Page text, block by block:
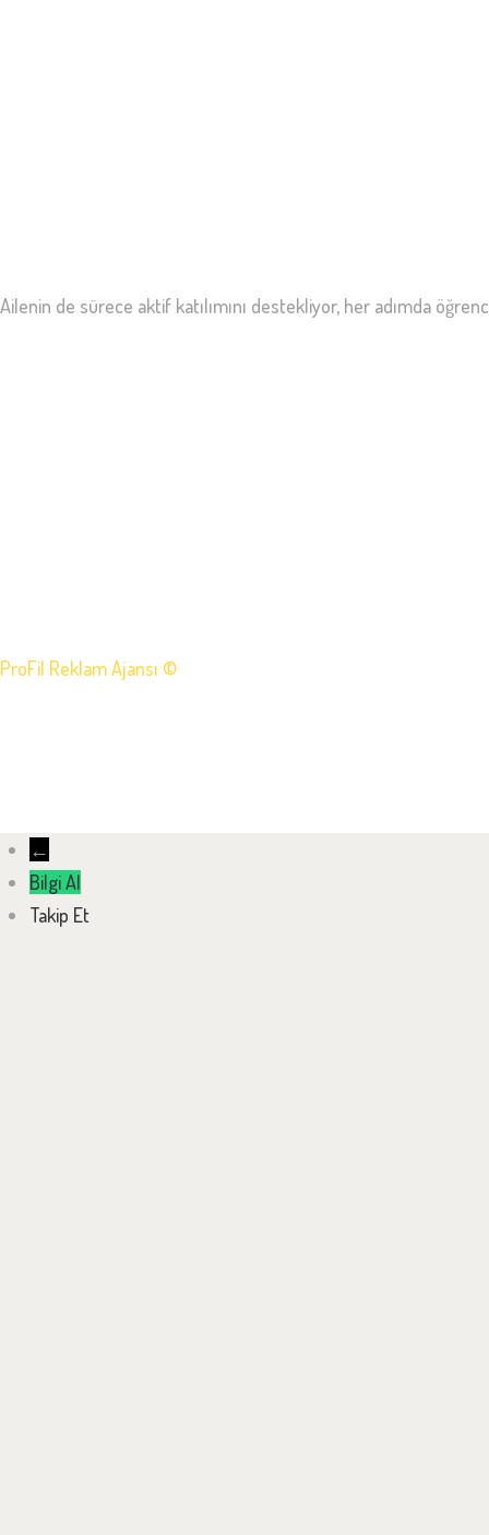
Ailenin de sürece aktif katılımını destekliyor, her adımda
ProFil Reklam Ajansı ©
←
Bilgi Al
Takip Et